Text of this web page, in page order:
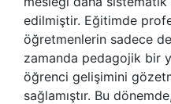
edilmiştir. Eğitimde
öğretmenlerin sadece
zamanda pedagojik bir
öğrenci gelişimini
sağlamıştır. Bu